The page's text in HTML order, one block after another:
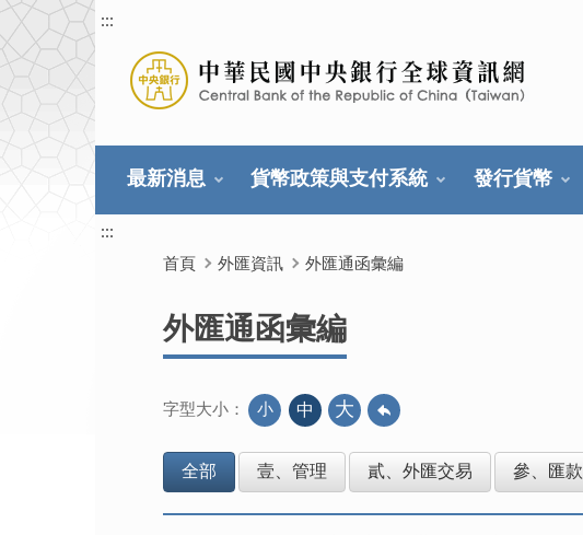
:::
最新消息 貨幣政策與支付系統 發行貨幣
:::
首頁 外匯資訊 外匯通函彙編
外匯通函彙編
字型大小： 小 中 大
全部 壹、管理 貳、外匯交易 參、匯款